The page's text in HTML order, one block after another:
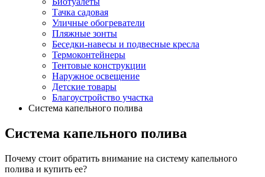
Тачка садовая
Уличные обогреватели
Пляжные зонты
Беседки-навесы и подвесные кресла
Термоконтейнеры
Тентовые конструкции
Наружное освещение
Детские товары
Благоустройство участка
Система капельного полива
Система капельного полива
Почему стоит обратить внимание на систему капельного
полива и купить ее?